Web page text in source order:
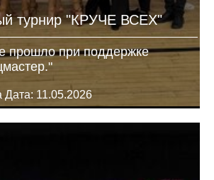
турнир "КРУЧЕ ВСЕХ"
прошло при поддержке
Дата: 11.05.2026